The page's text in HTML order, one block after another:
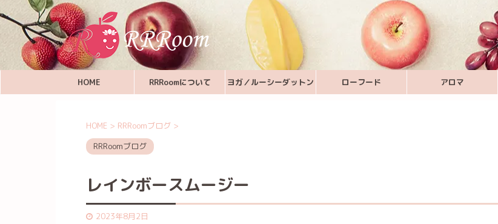
HOME RRRoomについて ヨガ／ルーシーダットン ローフード アロマ
HOME > RRRoomブログ >
RRRoomブログ
レインボースムージー
2023年8月2日